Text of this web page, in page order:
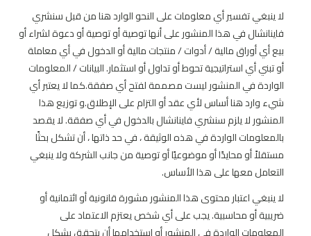
لا ينبغي تفسير أي معلومات على النحو الوارد هنا من قبل سنشري
فاينانشال في هذا المنشور على أنها توصية أو توصية أو دعوة لشراء أو
بيع أي أوراق مالية / أدوات / منتجات مالية أو الدخول في أي معاملة
أو تبني أي استراتيجية تحوط أو تداول أو استثمار. البيانات / المعلومات
الواردة في المنشور ليست مصممة لفتح أي صفقة.كما لا يعتبر أي
شيء وارد هنا أساس لأي عقد أو التزام على الإطلاق.و توزيع هذا
المنشور لا يلزم سنشري فاينانشال بالدخول في أي صفقة. لا يقصد
بالمعلومات الواردة في هذه الوثيقة ، في حد ذاتها ، أن تشكل بحثًا
مستقلاً أو محايدًا أو موضوعيًا أو توصية من جانب الشركة ولا ينبغي
التعامل معها على هذا الأساس.
لا ينبغي اعتبار محتوى هذا المنشور مشورة قانونية أو ائتمانية أو
ضريبية أو محاسبية. يجب على أي شخص يعتزم الاعتماد على
المعلومات الواردة في المنشور أو استخدامها أن يتحقق بشكل